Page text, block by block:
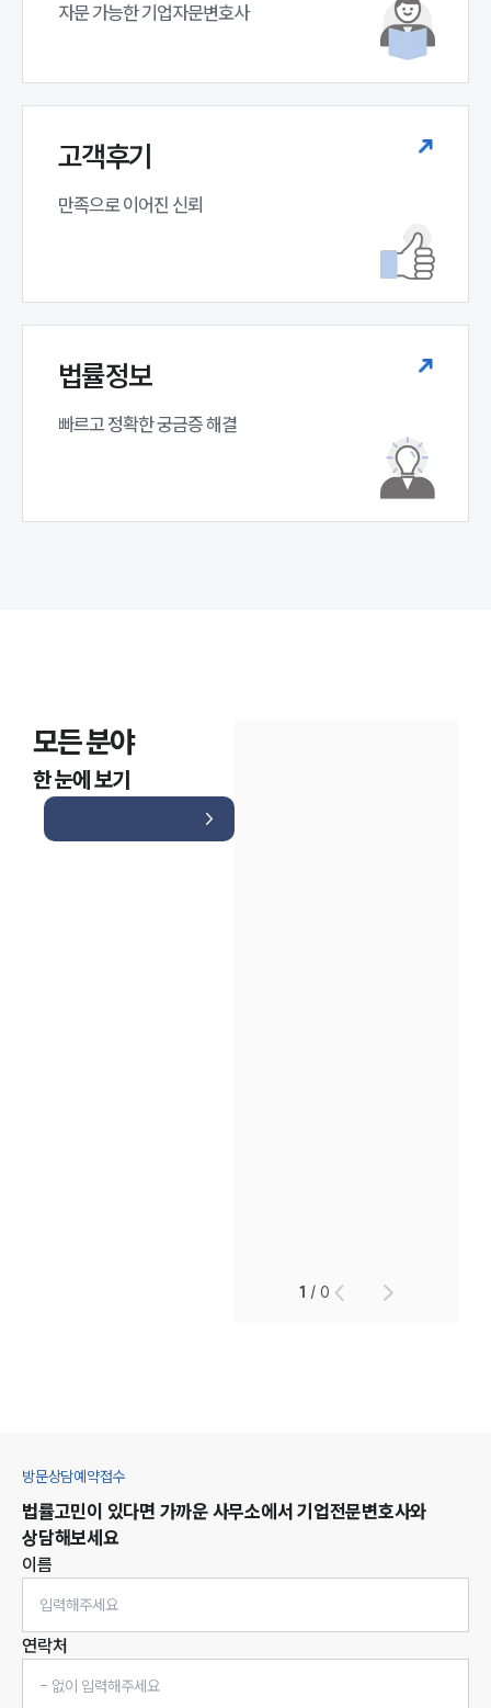
자문 가능한 기업자문변호사
고객후기
만족으로 이어진 신뢰
법률정보
빠르고 정확한 궁금증 해결
모든 분야
한 눈에 보기
1 /0
방문상담예약접수
법률고민이 있다면 가까운 사무소에서 기업전문변호사와
상담해보세요
이름
연락처